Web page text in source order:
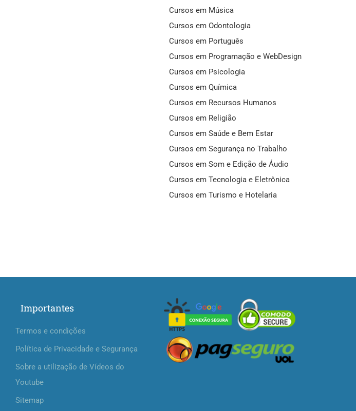
Cursos em Música
Cursos em Odontologia
Cursos em Português
Cursos em Programação e WebDesign
Cursos em Psicologia
Cursos em Química
Cursos em Recursos Humanos
Cursos em Religião
Cursos em Saúde e Bem Estar
Cursos em Segurança no Trabalho
Cursos em Som e Edição de Áudio
Cursos em Tecnologia e Eletrônica
Cursos em Turismo e Hotelaria
Importantes
Termos e condições
Política de Privacidade e Segurança
Sobre a utilização de Vídeos do
Youtube
Sitemap